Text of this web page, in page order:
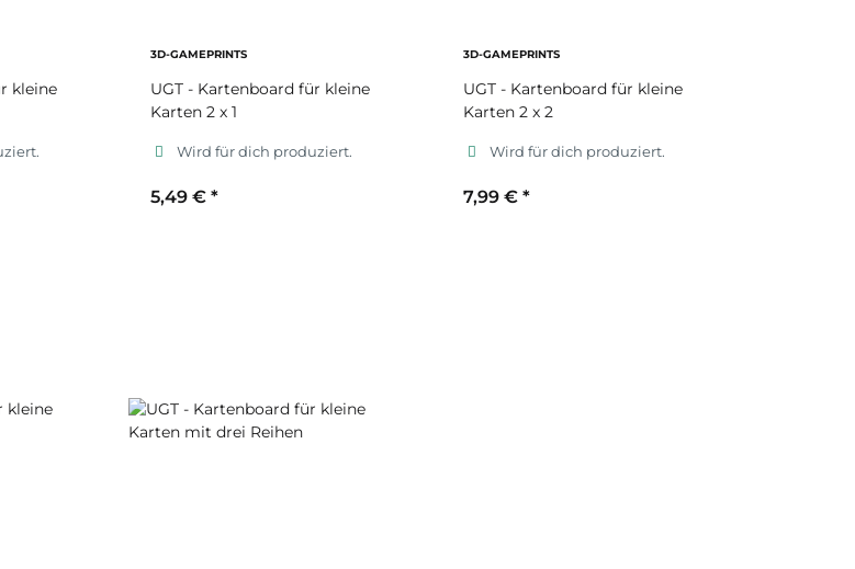
kleine
3D-GAMEPRINTS
UGT - Kartenboard für kleine
Karten 2 x 1
Wird für dich produziert.
5,49 € *
3D-GAMEPRINTS
UGT - Kartenboard für kleine
Karten 2 x 2
Wird für dich produziert.
7,99 € *